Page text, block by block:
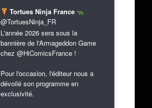
Tortues Ninja France
@TortuesNinja_FR
L'année 2026 sera sous la
bannière de l'Armageddon Game
chez @HiComicsFrance !
Pour l'occasion, l'éditeur nous a
dévoilé son programme en
exclusivité.